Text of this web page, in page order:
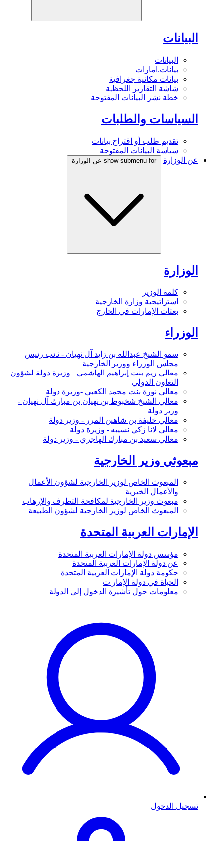
البيانات
البيانات
بيانات.امارات
بيانات مكانية جغرافية
شاشة التقارير اللحظية
خطة نشر البيانات المفتوحة
السياسات والطلبات
تقديم طلب أو اقتراح بيانات
سياسة البيانات المفتوحة
عن الوزارة
show submenu for عن الوزارة
الوزارة
كلمة الوزير
استراتيجية وزارة الخارجية
بعثات الإمارات في الخارج
الوزراء
سمو الشيخ عبدالله بن زايد آل نهيان - نائب رئيس
مجلس الوزراء ووزير الخارجية
معالي ريم بنت إبراهيم الهاشمي - وزيرة دولة لشؤون
التعاون الدولي
معالي نورة بنت محمد الكعبي -وزيرة دولة
معالي الشيخ شخبوط بن نهيان بن مبارك آل نهيان -
وزير دولة
معالي خليفة بن شاهين المرر - وزير دولة
معالي لانا زكي نسيبه - وزيرة دولة
معالي سعيد بن مبارك الهاجري - وزير دولة
مبعوثي وزير الخارجية
المبعوث الخاص لوزير الخارجية لشؤون الأعمال
والأعمال الخيرية
مبعوث وزير الخارجية لمكافحة التطرف والإرهاب
المبعوث الخاص لوزير الخارجية لشؤون الطبيعة
الإمارات العربية المتحدة
مؤسس دولة الإمارات العربية المتحدة
عن دولة الإمارات العربية المتحدة
حكومة دولة الإمارات العربية المتحدة
الحياة في دولة الإمارات
معلومات حول تأشيرة الدخول إلى الدولة
تسجيل الدخول